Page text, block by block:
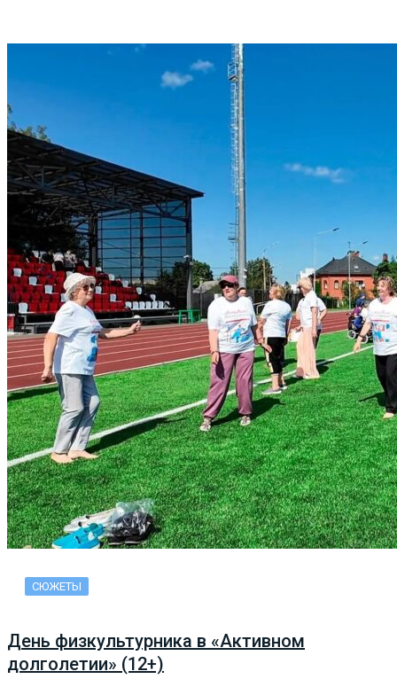
СЮЖЕТЫ
День физкультурника в «Активном
долголетии» (12+)